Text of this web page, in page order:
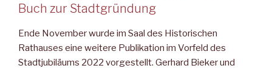
Buch zur Stadtgründung
Ende November wurde im Saal des Historischen
Rathauses eine weitere Publikation im Vorfeld des
Stadtjubiläums 2022 vorgestellt. Gerhard Bieker und